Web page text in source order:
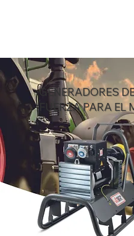
GENERADORES
FUERZA PARA EL